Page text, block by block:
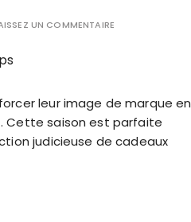
UN COMMENTAIRE
leur image de marque en
Cette saison est parfaite
judicieuse de cadeaux